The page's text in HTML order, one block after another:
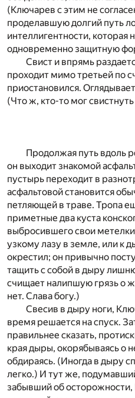
(Ключарев с этим не
проделавшую долгий путь
интеллигентности,
одновременно защитную
Свист и впрямь
проходит мимо третьей по
приостановился.
(Что ж, кто-то мог
Продолжая путь вдоль
он выходит знакомой
пустырь переходит в
асфальтовой становится
петляющей в траве. Тропа
приметные два куста
выбросившего свои
узкому лазу в земле, или к
окрестил; он привычно
тащить с собой в дыру
счищает налипшую грязь о
нет. Слава богу.)
Свесив в дыру ноги,
время решается на спуск.
правильнее сказать,
края дыры, окорябываясь о
обдираясь. (Иногда в дыру
легко.) И тут же,
забывший об